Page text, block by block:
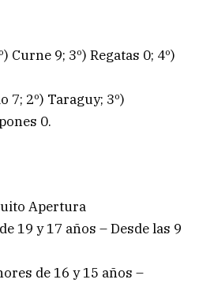
Curne 9; 3º) Regatas 0; 4º)
7; 2º) Taraguy; 3º)
0.
Apertura
19 y 17 años – Desde las 9
de 16 y 15 años –